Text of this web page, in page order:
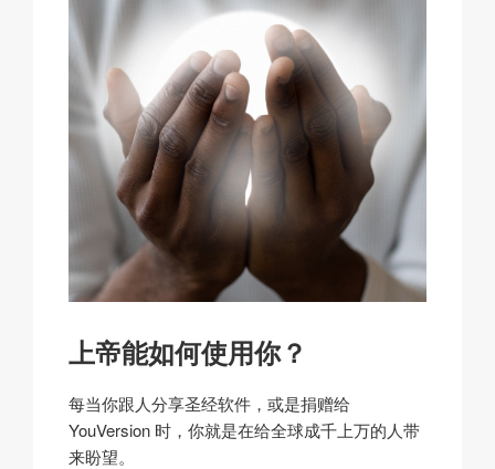
上帝能如何使用你？
每当你跟人分享圣经软件，或是捐赠给
YouVersion 时，你就是在给全球成千上万的人带
来盼望。